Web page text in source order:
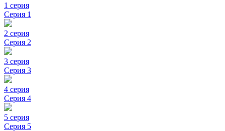
1 серия
Серия 1
2 серия
Серия 2
3 серия
Серия 3
4 серия
Серия 4
5 серия
Серия 5